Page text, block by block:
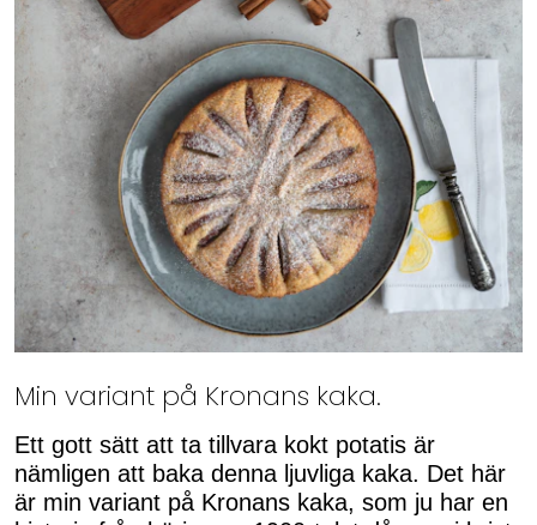
Min variant på Kronans kaka.
Ett gott sätt att ta tillvara kokt potatis är
nämligen att baka denna ljuvliga kaka. Det här
är min variant på Kronans kaka, som ju har en